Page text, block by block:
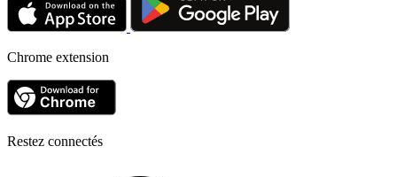
Chrome extension
Restez connectés